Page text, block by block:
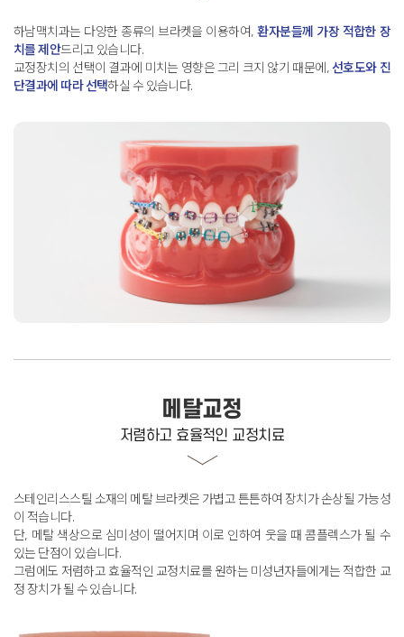
하남맥치과는 다양한 종류의 브라켓을 이용하여,환자분들께 가장 적합한 장
치를 제안드리고 있습니다.
교정장치의 선택이 결과에 미치는 영향은 그리 크지 않기 때문에,선호도와 진
단결과에 따라 선택하실 수 있습니다.
메탈교정
저렴하고 효율적인 교정치료
스테인리스스틸 소재의 메탈 브라켓은 가볍고 튼튼하여 장치가 손상될 가능성
이 적습니다.
단, 메탈 색상으로 심미성이 떨어지며 이로 인하여 웃을 때 콤플렉스가 될 수
있는 단점이 있습니다.
그럼에도 저렴하고 효율적인 교정치료를 원하는 미성년자들에게는 적합한 교
정 장치가 될 수 있습니다.